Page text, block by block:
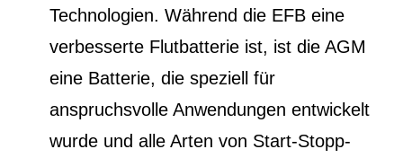
Technologien. Während die EFB eine
verbesserte Flutbatterie ist, ist die AGM
eine Batterie, die speziell für
anspruchsvolle Anwendungen entwickelt
wurde und alle Arten von Start-Stopp-